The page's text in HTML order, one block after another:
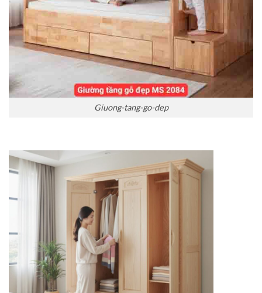
Giuong-tang-go-dep